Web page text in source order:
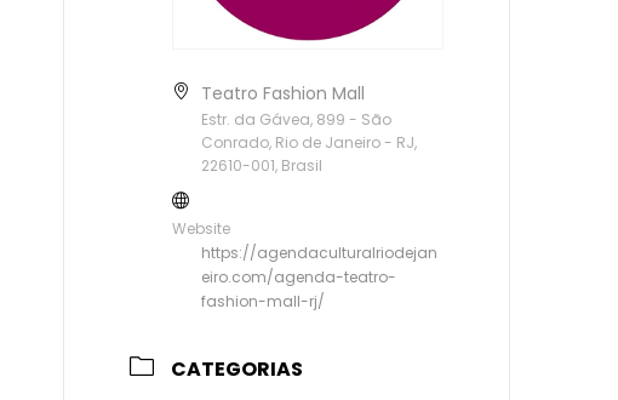
Teatro Fashion Mall
Estr. da Gávea, 899 - São
Conrado, Rio de Janeiro - RJ,
22610-001, Brasil
Website
https://agendaculturalriodejan
eiro.com/agenda-teatro-
fashion-mall-rj/
CATEGORIAS